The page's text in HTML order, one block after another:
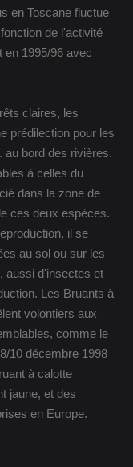
en Toscane fluctue
de l'activité
en 1995/96 avec
claires, les
prédilection pour les
au bord des rivières.
à celles du
dans la zone de
ces deux espèces.
il se
au sol ou sur les
aussi d'insectes et
Les Bruants à
volontiers aux
comme le
10 décembre 1998
à calotte
jaune, et des
en Europe.